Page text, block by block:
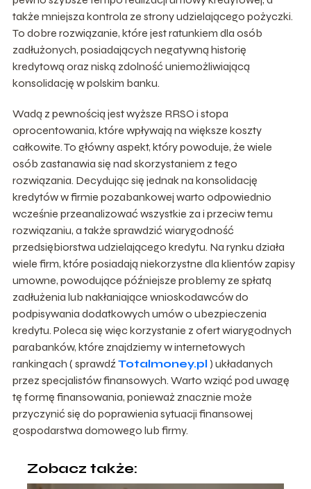
także mniejsza kontrola ze strony udzielającego pożyczki.
To dobre rozwiązanie, które jest ratunkiem dla osób
zadłużonych, posiadających negatywną historię
kredytową oraz niską zdolność uniemożliwiającą
konsolidację w polskim banku.
Wadą z pewnością jest wyższe RRSO i stopa
oprocentowania, które wpływają na większe koszty
całkowite. To główny aspekt, który powoduje, że wiele
osób zastanawia się nad skorzystaniem z tego
rozwiązania. Decydując się jednak na konsolidację
kredytów w firmie pozabankowej warto odpowiednio
wcześnie przeanalizować wszystkie za i przeciw temu
rozwiązaniu, a także sprawdzić wiarygodność
przedsiębiorstwa udzielającego kredytu. Na rynku działa
wiele firm, które posiadają niekorzystne dla klientów zapisy
umowne, powodujące późniejsze problemy ze spłatą
zadłużenia lub nakłaniające wnioskodawców do
podpisywania dodatkowych umów o ubezpieczenia
kredytu. Poleca się więc korzystanie z ofert wiarygodnych
parabanków, które znajdziemy w internetowych
rankingach ( sprawdź Totalmoney.pl) układanych
przez specjalistów finansowych. Warto wziąć pod uwagę
tę formę finansowania, ponieważ znacznie może
przyczynić się do poprawienia sytuacji finansowej
gospodarstwa domowego lub firmy.
Zobacz także: